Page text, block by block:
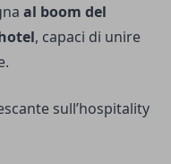
al boom del
, capaci di unire
sull’hospitality